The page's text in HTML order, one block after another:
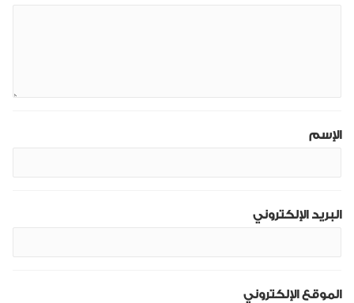
الإسم
البريد الإلكتروني
الموقع الإلكتروني